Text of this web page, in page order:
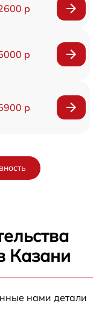
р
р
р
Казани
нами детали